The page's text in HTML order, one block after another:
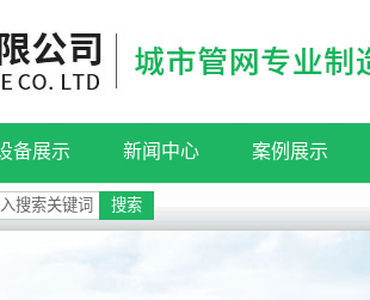
备展示 新闻中心
公司新闻
案例展示